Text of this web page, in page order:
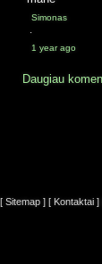
Simonas
·
1 year ago
Daugiau
[ Sitemap ] [ Kontaktai ]